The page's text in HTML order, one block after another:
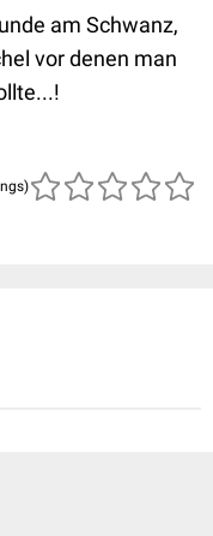
am Schwanz,
vor denen man